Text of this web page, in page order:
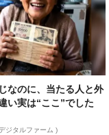
なのに、当たる人と外
い実は“ここ”でした
ジタルファーム )